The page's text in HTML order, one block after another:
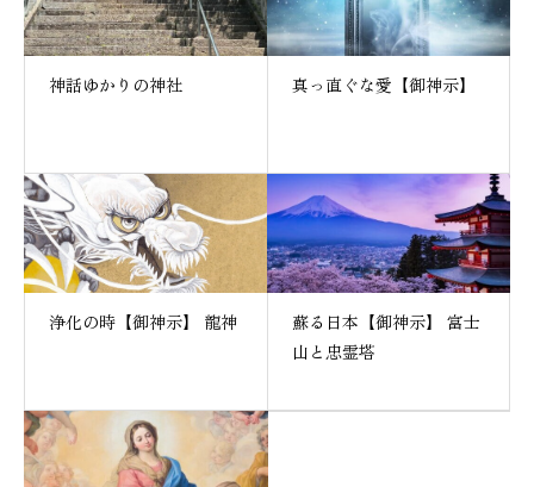
神話ゆかりの神社 真っ直ぐな愛【御神示】
浄化の時【御神示】 龍神
蘇る日本【御神示】 富士
山と忠霊塔